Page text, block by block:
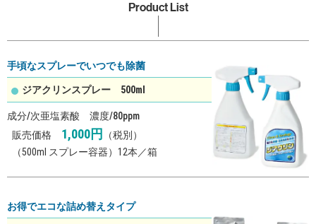
Product List
手頃なスプレーでいつでも除菌
ジアクリンスプレー 500ml
成分/次亜塩素酸 濃度/80ppm
販売価格 1,000円 （税別）
（500ml スプレー容器）12本／箱
お得でエコな詰め替えタイプ